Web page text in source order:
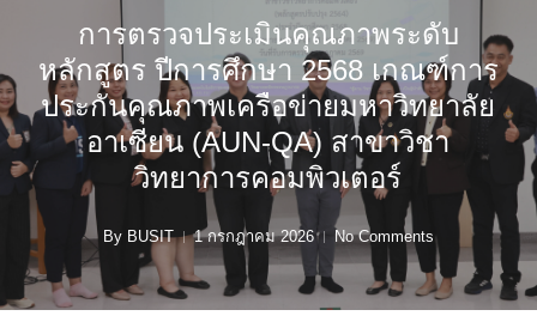
การตรวจประเมินคุณภาพระดับ
หลักสูตร ปีการศึกษา 2568 เกณฑ์การ
ประกันคุณภาพเครือข่ายมหาวิทยาลัย
อาเซียน (AUN-QA) สาขาวิชา
วิทยาการคอมพิวเตอร์
By BUSIT 1 กรกฎาคม 2026 No Comments